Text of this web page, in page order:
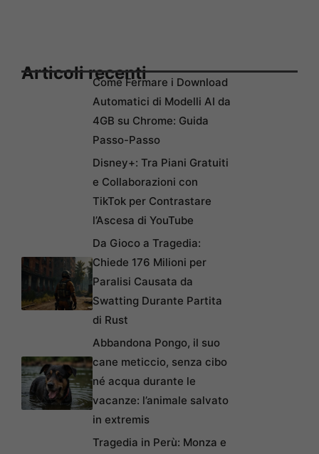
Articoli recentiCome Fermare i Download
Automatici di Modelli AI da
4GB su Chrome: Guida
Passo-Passo
Disney+: Tra Piani Gratuiti
e Collaborazioni con
TikTok per Contrastare
l’Ascesa di YouTube
Da Gioco a Tragedia:
Chiede 176 Milioni per
Paralisi Causata da
Swatting Durante Partita
di Rust
Abbandona Pongo, il suo
cane meticcio, senza cibo
né acqua durante le
vacanze: l’animale salvato
in extremis
Tragedia in Perù: Monza e